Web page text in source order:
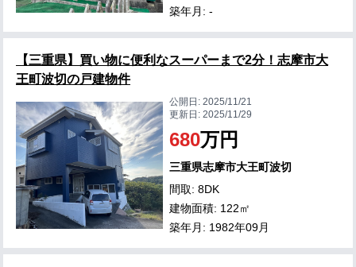
築年月: -
【三重県】買い物に便利なスーパーまで2分！志摩市大
王町波切の戸建物件
公開日:2025/11/21
更新日:2025/11/29
680万円
三重県志摩市大王町波切
間取: 8DK
建物面積: 122㎡
築年月: 1982年09月